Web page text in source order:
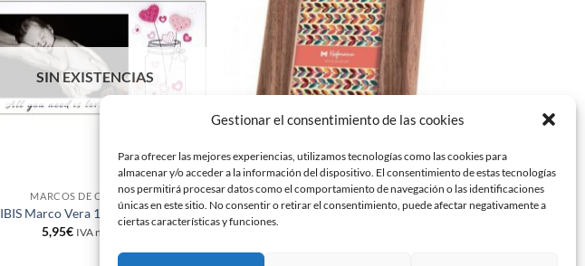
Gestionar el consentimiento de las cookies
Para ofrecer las mejores experiencias, utilizamos tecnologías como las cookies para
almacenar y/o acceder a la información del dispositivo. El consentimiento de estas tecnologías
nos permitirá procesar datos como el comportamiento de navegación o las identificaciones
únicas en este sitio. No consentir o retirar el consentimiento, puede afectar negativamente a
ciertas características y funciones.
Añadir
a la
lista de
deseos
SIN EXISTENCIAS
MARCOS DE CORAZONES
IBIS Marco Vera 10×15 horizontal
5,95€ IVA no incluido
a la
lista de
deseos
MARCOS DE MADERA
Marco madera (varios tamaños)
PHOTO
IBIS Marco